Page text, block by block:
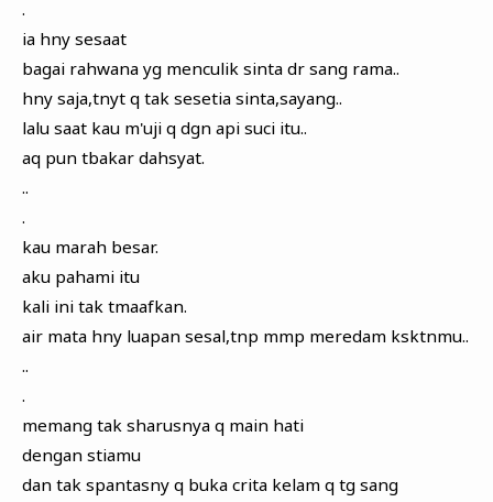
.
ia hny sesaat
bagai rahwana yg menculik sinta dr sang rama..
hny saja,tnyt q tak sesetia sinta,sayang..
lalu saat kau m'uji q dgn api suci itu..
aq pun tbakar dahsyat.
..
.
kau marah besar.
aku pahami itu
kali ini tak tmaafkan.
air mata hny luapan sesal,tnp mmp meredam ksktnmu..
..
.
memang tak sharusnya q main hati
dengan stiamu
dan tak spantasny q buka crita kelam q tg sang